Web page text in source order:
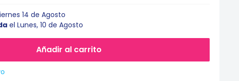
Añadir al carrito
14 de Agosto
el Lunes, 10 de Agosto